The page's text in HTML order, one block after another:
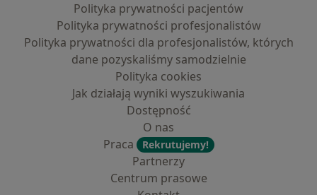
Polityka prywatności pacjentów
Polityka prywatności profesjonalistów
Polityka prywatności dla profesjonalistów, których
dane pozyskaliśmy samodzielnie
Polityka cookies
Jak działają wyniki wyszukiwania
Dostępność
O nas
Praca
Rekrutujemy!
Partnerzy
Centrum prasowe